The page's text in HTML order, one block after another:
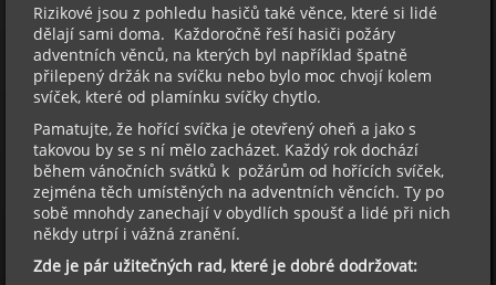
Rizikové jsou z pohledu hasičů také věnce, které si lidé
dělají sami doma. Každoročně řeší hasiči požáry
adventních věnců, na kterých byl například špatně
přilepený držák na svíčku nebo bylo moc chvojí kolem
svíček, které od plamínku svíčky chytlo.
Pamatujte, že hořící svíčka je otevřený oheň a jako s
takovou by se s ní mělo zacházet. Každý rok dochází
během vánočních svátků k požárům od hořících svíček,
zejména těch umístěných na adventních věncích. Ty po
sobě mnohdy zanechají v obydlích spoušť a lidé při nich
někdy utrpí i vážná zranění.
Zde je pár užitečných rad, které je dobré dodržovat: